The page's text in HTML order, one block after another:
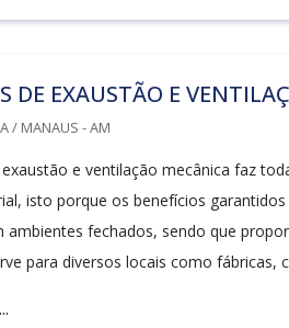
DE EXAUSTÃO E
/ MANAUS - AM
e ventilação mecânica faz
isto porque os benefícios
ambientes fechados, sendo que
para diversos locais como fábricas,